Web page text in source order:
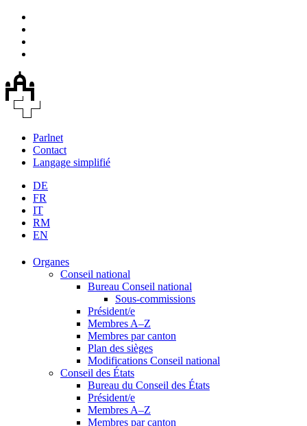
Parlnet
Contact
Langage simplifié
DE
FR
IT
RM
EN
Organes
Conseil national
Bureau Conseil national
Sous-commissions
Président/e
Membres A–Z
Membres par canton
Plan des sièges
Modifications Conseil national
Conseil des États
Bureau du Conseil des États
Président/e
Membres A–Z
Membres par canton